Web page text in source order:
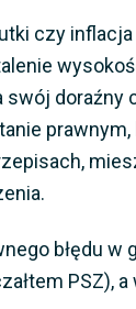
czy
prawnym,
błędu
PSZ),